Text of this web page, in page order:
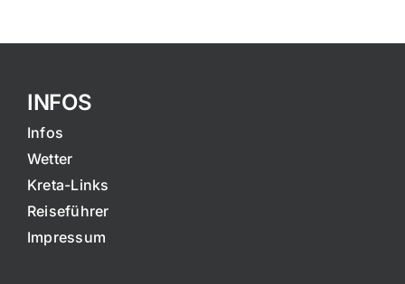
INFOS
Infos
Wetter
Kreta-Links
Reiseführer
Impressum